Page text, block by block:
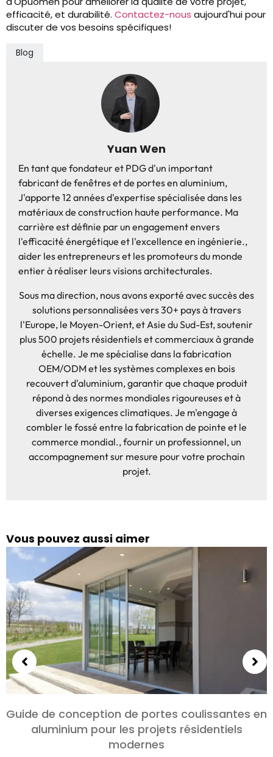
efficacité, et durabilité. Contactez-nous aujourd'hui pour
discuter de vos besoins spécifiques!
Blog
Yuan Wen
En tant que fondateur et PDG d'un important
fabricant de fenêtres et de portes en aluminium,
J'apporte 12 années d'expertise spécialisée dans les
matériaux de construction haute performance. Ma
carrière est définie par un engagement envers
l'efficacité énergétique et l'excellence en ingénierie.,
aider les entrepreneurs et les promoteurs du monde
entier à réaliser leurs visions architecturales.
Sous ma direction, nous avons exporté avec succès des
solutions personnalisées vers 30+ pays à travers
l'Europe, le Moyen-Orient, et Asie du Sud-Est, soutenir
plus 500 projets résidentiels et commerciaux à grande
échelle. Je me spécialise dans la fabrication
OEM/ODM et les systèmes complexes en bois
recouvert d'aluminium, garantir que chaque produit
répond à des normes mondiales rigoureuses et à
diverses exigences climatiques. Je m'engage à
combler le fossé entre la fabrication de pointe et le
commerce mondial., fournir un professionnel, un
accompagnement sur mesure pour votre prochain
projet.
Vous pouvez aussi aimer
Choisir des portes en aluminium pour les
chambres et les salons: Confort, Style, et
confidentialité